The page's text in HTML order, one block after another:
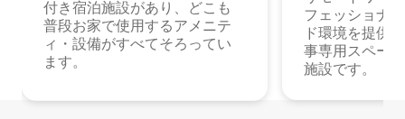
付き宿泊施設があり、どこも
普段お家で使用するアメニテ
ィ・設備がすべてそろってい
ます。
フェッショナ
ド環境を提供
事専用スペー
施設です。